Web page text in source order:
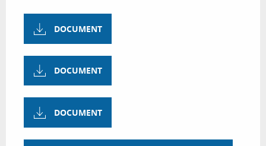
DOCUMENT
DOCUMENT
DOCUMENT